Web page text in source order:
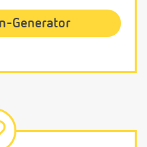
Generator